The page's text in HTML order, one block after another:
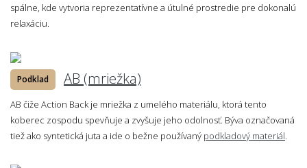
spálne, kde vytvoria reprezentatívne a útulné prostredie pre dokonalú
relaxáciu.
Podklad AB (mriežka)
AB čiže Action Back je mriežka z umelého materiálu, ktorá tento
koberec zospodu spevňuje a zvyšuje jeho odolnosť. Býva označovaná
tiež ako syntetická juta a ide o bežne používaný podkladový materiál.